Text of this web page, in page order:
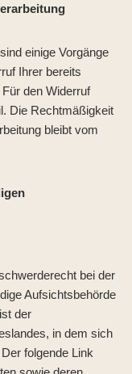
einige Vorgänge
Ihrer bereits
den Widerruf
Die Rechtmäßigkeit
bleibt vom
bei der
Aufsichtsbehörde
der
in dem sich
folgende Link